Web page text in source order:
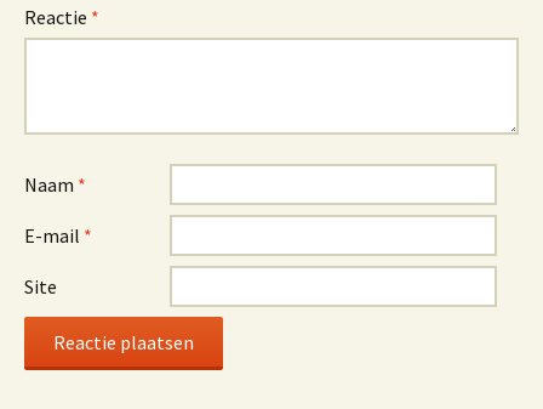
Reactie *
Naam *
E-mail *
Site